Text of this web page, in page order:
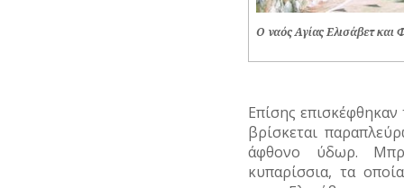
Ο ναός Αγίας Ελισάβετ και
Επίσης
βρίσκεται
άφθονο ύδωρ.
κυπαρίσσια, τα